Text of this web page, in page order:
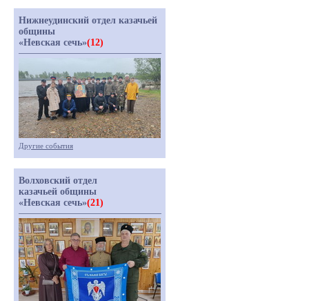
Нижнеудинский отдел казачьей
общины
«Невская сечь»(12)
Другие события
Волховский отдел
казачьей общины
«Невская сечь»(21)